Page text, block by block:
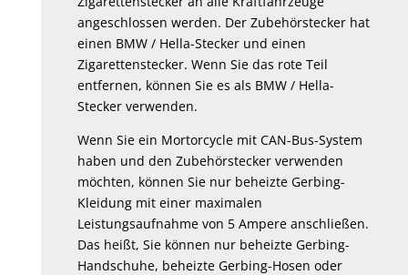
angeschlossen werden. Der Zubehörstecker hat
einen BMW / Hella-Stecker und einen
Zigarettenstecker. Wenn Sie das rote Teil
entfernen, können Sie es als BMW / Hella-
Stecker verwenden.
Wenn Sie ein Mortorcycle mit CAN-Bus-System
haben und den Zubehörstecker verwenden
möchten, können Sie nur beheizte Gerbing-
Kleidung mit einer maximalen
Leistungsaufnahme von 5 Ampere anschließen.
Das heißt, Sie können nur beheizte Gerbing-
Handschuhe, beheizte Gerbing-Hosen oder